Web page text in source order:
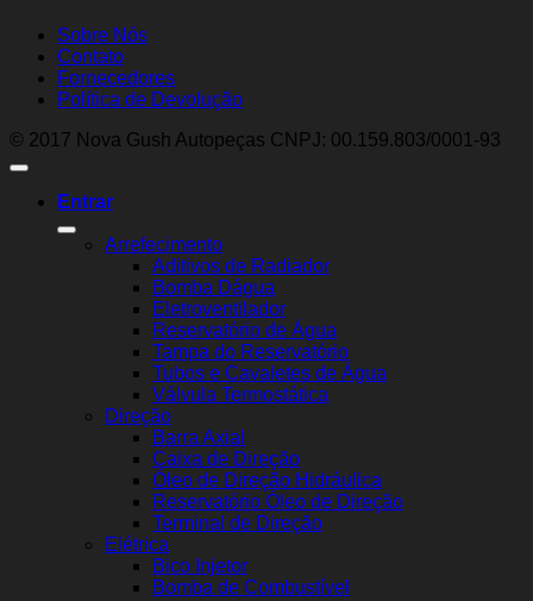
Sobre Nós
Contato
Fornecedores
Política de Devolução
© 2017 Nova Gush Autopeças CNPJ: 00.159.803/0001-93
Entrar
Arrefecimento
Aditivos de Radiador
Bomba Dágua
Eletroventilador
Reservatório de Água
Tampa do Reservatório
Tubos e Cavaletes de Água
Válvula Termostática
Direção
Barra Axial
Caixa de Direção
Óleo de Direção Hidráulica
Reservatório Óleo de Direção
Terminal de Direção
Elétrica
Bico Injetor
Bomba de Combustível